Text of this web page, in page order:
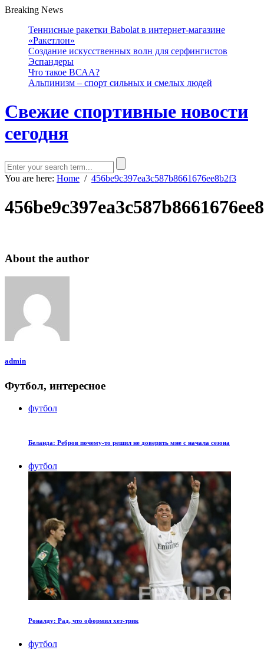
Breaking News
Теннисные ракетки Babolat в интернет-магазине
«Ракетлон»
Создание искусственных волн для серфингистов
Эспандеры
Что такое ВСАА?
Альпинизм – спорт сильных и смелых людей
Свежие спортивные новости
сегодня
You are here: Home / 456be9c397ea3c587b8661676ee8b2f3
About the author
admin
Футбол, интересное
футбол
Беланда: Ребров почему-то решил не доверять мне с начала сезона
футбол
Роналду: Рад, что оформил хет-трик
футбол